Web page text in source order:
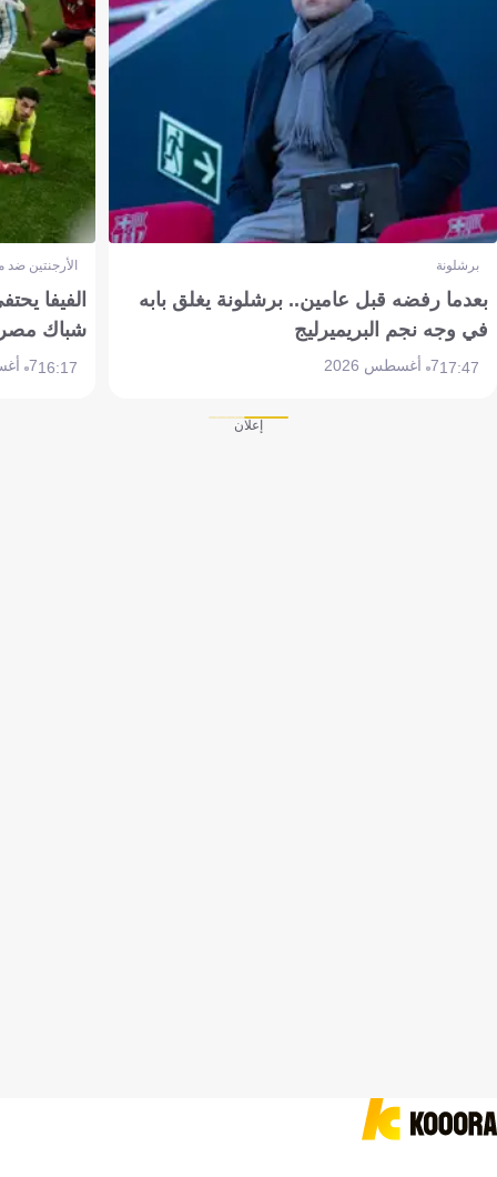
برشلونة
بعدما رفضه قبل عامين.. برشلونة يغلق بابه
في وجه نجم البريميرليج
17:477 أغسطس 2026
الأرجنتين
الفيفا
شباك
16:177 أغسطس 2026
إعلان